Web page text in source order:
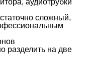
сложный,
разделить на две